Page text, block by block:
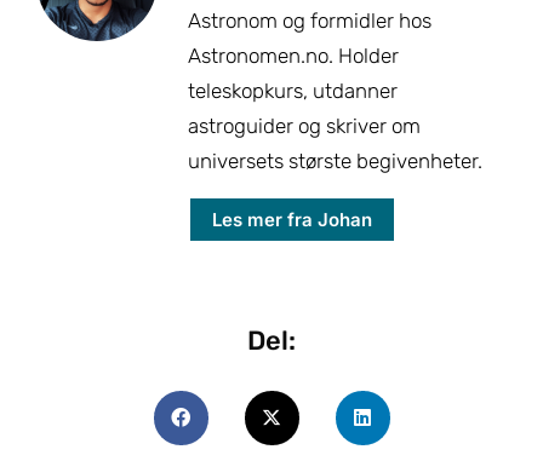
Astronom og formidler hos
Astronomen.no. Holder
teleskopkurs, utdanner
astroguider og skriver om
universets største begivenheter.
Les mer fra Johan
Del: